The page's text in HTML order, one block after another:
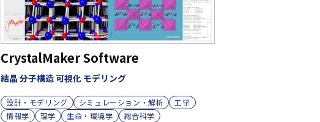
CrystalMaker Software
結晶 分子構造 可視化 モデリング
設計・モデリング シミュレーション・解析
工学
情報学
理学 生命・環境学
総合科学